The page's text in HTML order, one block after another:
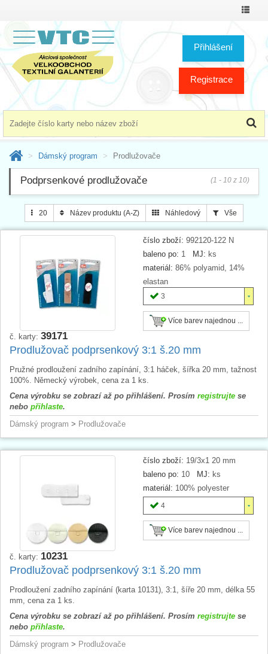
Přihlášení
Registrace
Dámský program Prodlužovače
Podprsenkové prodlužovače (1 - 10 z 10)
20 Název produktu (A-Z) Náhledový Vše
číslo zboží: 992120-122 N
baleno po: 1 MJ: ks
materiál: 86% polyamid, 14%
elastan
3
Více barev najednou ...
č. karty: 39171
Prodlužovač podprsenkový 3:1 š.20 mm
Pružné prodloužení zadního zapínání, 3:1 háček, šířka 20 mm, tažnost
100%. Německý výrobek, cena za 1 ks.
Cena výrobku se zobrazí až po přihlášení. Prosím registrujte se
nebo přihlaste.
Dámský program > Prodlužovače
číslo zboží: 19/3x1 20 mm
baleno po: 10 MJ: ks
materiál: 100% polyester
4
Více barev najednou ...
č. karty: 10231
Prodlužovač podprsenkový 3:1 š.20 mm
Prodloužení zadního zapínání (karta 10131), 3:1, šíře 20 mm, délka 55
mm, cena za 1 ks.
Cena výrobku se zobrazí až po přihlášení. Prosím registrujte se
nebo přihlaste.
Dámský program > Prodlužovače